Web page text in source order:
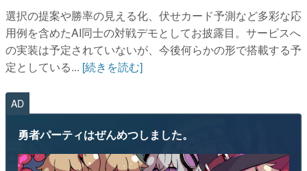
運営：株式会社マレ
選択の提案や勝率の見える化、伏せカード予測など多彩な応
用例を含めたAI同士の対戦デモとしてお披露目。サービスへ
の実装は予定されていないが、今後何らかの形で搭載する予
定としている... [続きを読む]
AD
勇者パーティはぜんめつしました。